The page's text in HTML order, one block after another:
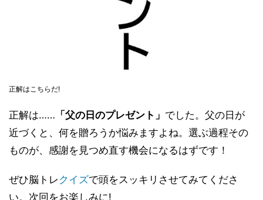
正解はこちらだ!
正解は…… 「父の日のプレゼント」 でした。父の日が
近づくと、何を贈ろうか悩みますよね。選ぶ過程その
ものが、感謝を見つめ直す機会になるはずです！
ぜひ脳トレ クイズで頭をスッキリさせてみてくださ
い。次回をお楽しみに!